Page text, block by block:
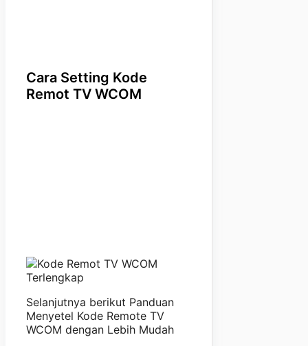
Cara Setting Kode
Remot TV WCOM
Selanjutnya berikut Panduan
Menyetel Kode Remote TV
WCOM dengan Lebih Mudah